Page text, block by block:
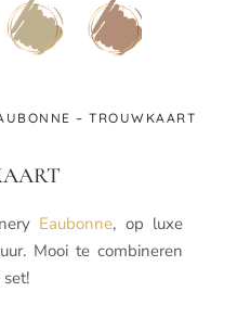
– TROUWKAART
Eaubonne, op luxe
Mooi te combineren